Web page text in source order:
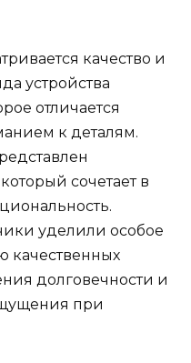
качество и
устройства
отличается
к деталям.
сочетает в
уделили особое
качественных
долговечности и
при